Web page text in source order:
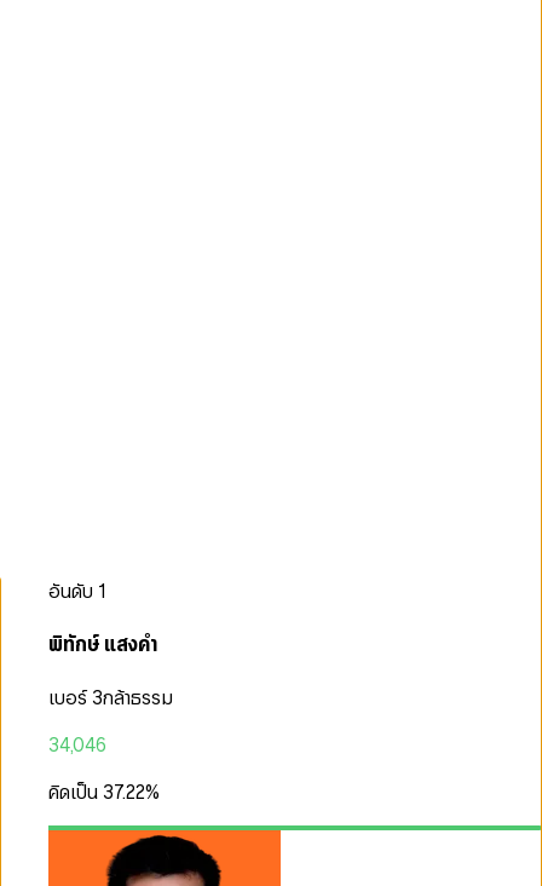
อันดับ 1
พิทักษ์ แสงคำ
เบอร์ 3กล้าธรรม
34,046
คิดเป็น 37.22%